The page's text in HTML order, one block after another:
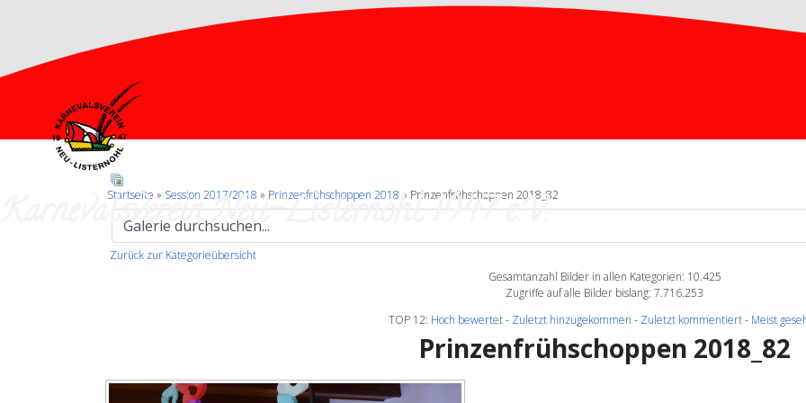
Karnevalsverein Neu-Listernohl 1947 e.V.
Startseite » Session 2017/2018 » Prinzenfrühschoppen 2018 » Prinzenfrühschoppen 2018_82
Zurück zur Kategorieübersicht
Gesamtanzahl Bilder in allen Kategorien: 10.425
Zugriffe auf alle Bilder bislang: 7.716.253
TOP 12: Hoch bewertet- Zuletzt hinzugekommen - Zuletzt kommentiert- Meist
Prinzenfrühschoppen 2018_82